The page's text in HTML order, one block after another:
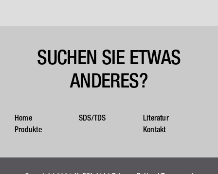
SUCHEN SIE ETWAS
ANDERES?
Home
Produkte
SDS/TDS
Literatur
Kontakt